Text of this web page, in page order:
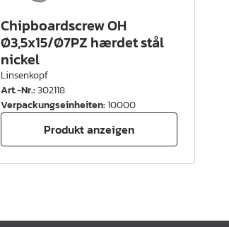
Chipboardscrew OH
Ø3,5x15/Ø7PZ hærdet stål
nickel
Linsenkopf
Art.-Nr.:302118
Verpackungseinheiten:10000
Produkt anzeigen